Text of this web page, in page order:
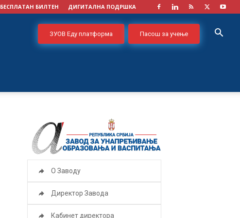
БЕСПЛАТАН БИЛТЕН ДИГИТАЛНА ПОДРШКА
ЗУОВ Еду платформа Пасош за учење
О Заводу
Директор Завода
Кабинет директора